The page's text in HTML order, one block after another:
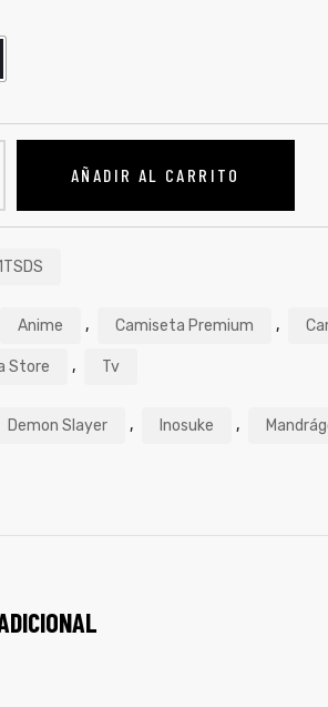
AÑADIR AL CARRITO
Anime , Camiseta Premium ,
Store , Tv
Demon Slayer , Inosuke ,